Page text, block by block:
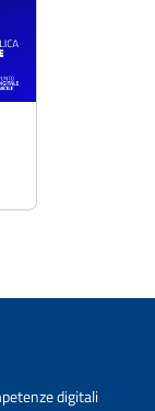
digitali